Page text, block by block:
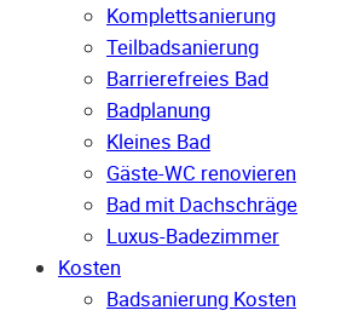
Komplettsanierung
Teilbadsanierung
Barrierefreies Bad
Badplanung
Kleines Bad
Gäste-WC renovieren
Bad mit Dachschräge
Luxus-Badezimmer
Kosten
Badsanierung Kosten